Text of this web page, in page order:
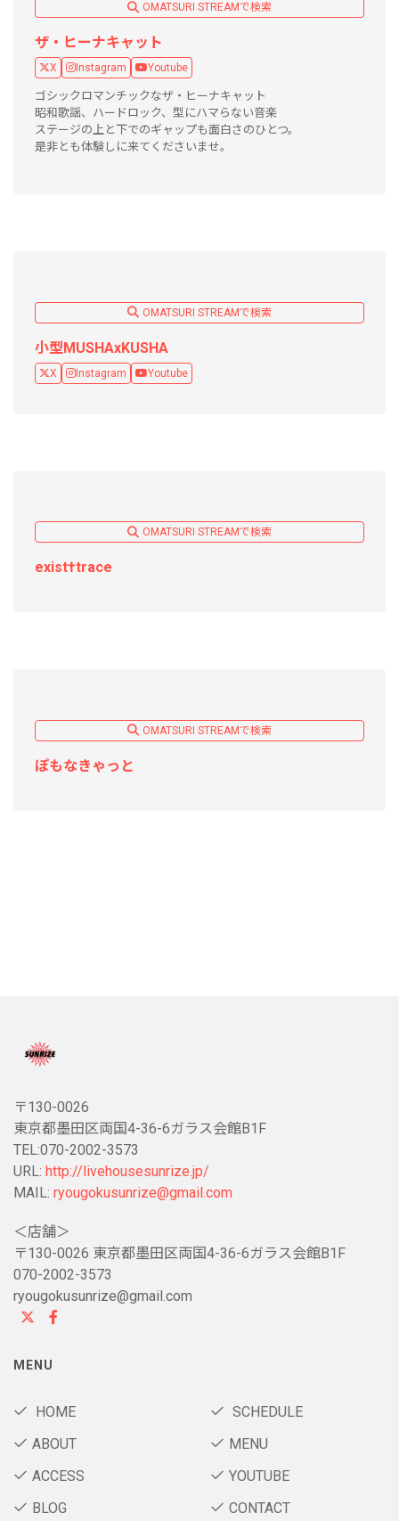
OMATSURI STREAMで検索
ザ・ヒーナキャット
X Instagram Youtube
ゴシックロマンチックなザ・ヒーナキャット
昭和歌謡、ハードロック、型にハマらない音楽
ステージの上と下でのギャップも面白さのひとつ。
是非とも体験しに来てくださいませ。
OMATSURI STREAMで検索
小型MUSHAxKUSHA
X Instagram Youtube
OMATSURI STREAMで検索
exist†trace
OMATSURI STREAMで検索
ぽもなきゃっと
〒130-0026
東京都墨田区両国4-36-6ガラス会館B1F
TEL:070-2002-3573
URL: http://livehousesunrize.jp/
MAIL: ryougokusunrize@gmail.com
＜店舗＞
〒130-0026 東京都墨田区両国4-36-6ガラス会館B1F
070-2002-3573
ryougokusunrize@gmail.com
MENU
HOME
SCHEDULE
ABOUT
MENU
ACCESS
YOUTUBE
BLOG
CONTACT